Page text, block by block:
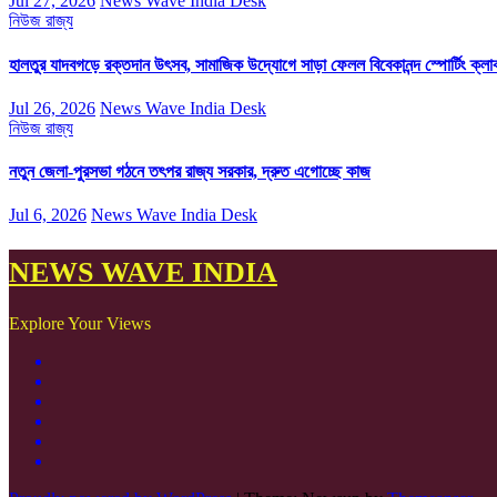
নিউজ রাজ্য
হালতুর যাদবগড়ে রক্তদান উৎসব, সামাজিক উদ্যোগে সাড়া ফেলল বিবেকানন্দ স্পোর্টিং
Jul 26, 2026 News Wave India Desk
নিউজ রাজ্য
নতুন জেলা-পুরসভা গঠনে তৎপর রাজ্য সরকার, দ্রুত এগোচ্ছে কাজ
Jul 6, 2026 News Wave India Desk
NEWS WAVE INDIA
Explore Your Views